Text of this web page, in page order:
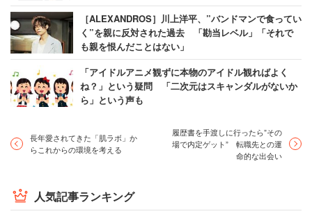
［ALEXANDROS］川上洋平、”バンドマンで食ってい
く”を親に反対された過去 「勘当レベル」「それで
も親を恨んだことはない」
「アイドルアニメ観ずに本物のアイドル観ればよく
ね？」という疑問 「二次元はスキャンダルがないか
ら」という声も
長年愛されてきた「肌ラボ」か
らこれからの環境を考える
履歴書を手渡しに行ったら”その
場で内定ゲット” 転職先との運
命的な出会い
人気記事ランキング